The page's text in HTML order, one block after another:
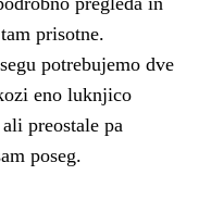
prisotne.
potrebujemo dve
eno luknjico
preostale pa
poseg.